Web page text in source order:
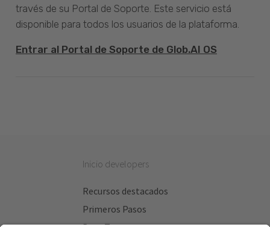
través de su Portal de Soporte. Este servicio está
disponible para todos los usuarios de la plataforma.
Entrar al Portal de Soporte de Glob.AI OS
Inicio developers
Recursos destacados
Primeros Pasos